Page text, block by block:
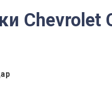
Chevrolet